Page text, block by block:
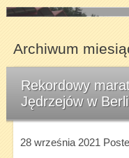
Archiwum
Rekordowy
Jędrzejów w
28 września 2021